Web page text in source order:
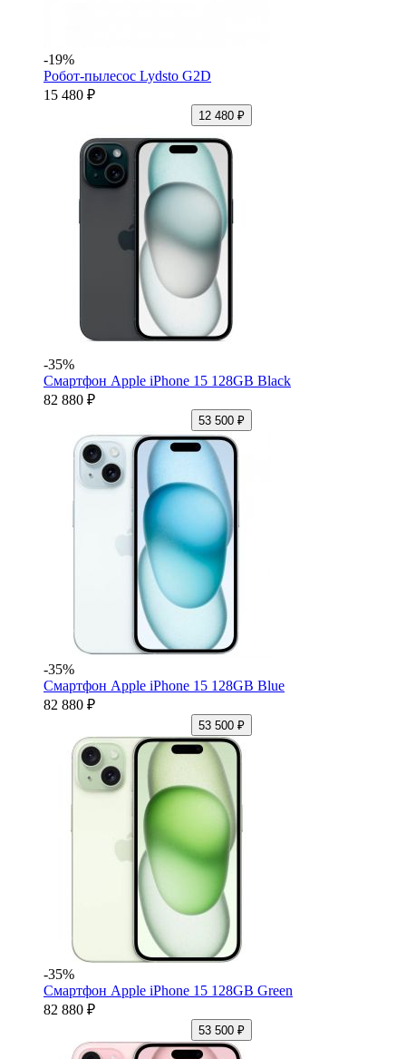
-19%
Робот-пылесос Lydsto G2D
15 480 ₽
12 480 ₽
-35%
Смартфон Apple iPhone 15 128GB Black
82 880 ₽
53 500 ₽
-35%
Смартфон Apple iPhone 15 128GB Blue
82 880 ₽
53 500 ₽
-35%
Смартфон Apple iPhone 15 128GB Green
82 880 ₽
53 500 ₽